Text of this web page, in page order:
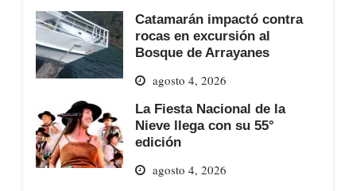
Catamarán impactó contra
rocas en excursión al
Bosque de Arrayanes
agosto 4, 2026
La Fiesta Nacional de la
Nieve llega con su 55°
edición
agosto 4, 2026